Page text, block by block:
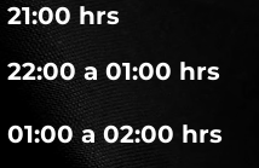
21:00 hrs
22:00 a 01:00 hrs
01:00 a 02:00 hrs